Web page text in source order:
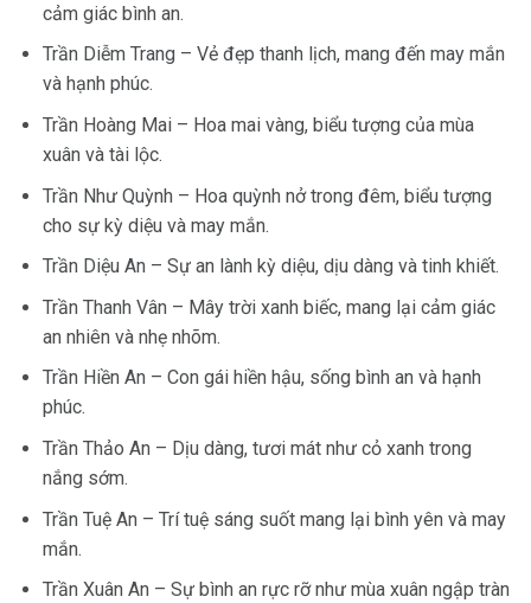
cảm giác bình an.
Trần Diễm Trang – Vẻ đẹp thanh lịch, mang đến may mắn
và hạnh phúc.
Trần Hoàng Mai – Hoa mai vàng, biểu tượng của mùa
xuân và tài lộc.
Trần Như Quỳnh – Hoa quỳnh nở trong đêm, biểu tượng
cho sự kỳ diệu và may mắn.
Trần Diệu An – Sự an lành kỳ diệu, dịu dàng và tinh khiết.
Trần Thanh Vân – Mây trời xanh biếc, mang lại cảm giác
an nhiên và nhẹ nhõm.
Trần Hiền An – Con gái hiền hậu, sống bình an và hạnh
phúc.
Trần Thảo An – Dịu dàng, tươi mát như cỏ xanh trong
nắng sớm.
Trần Tuệ An – Trí tuệ sáng suốt mang lại bình yên và may
mắn.
Trần Xuân An – Sự bình an rực rỡ như mùa xuân ngập tràn